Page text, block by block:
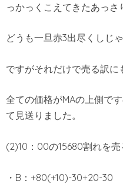
っかっくこえてきたあっさ
どうも一旦赤3出尽くしじ
ですがそれだけで売る訳に
全ての価格がMAの上側で
て見送りました。
(2)10：00の15680割れを
・B：+80(+10)-30+20-30